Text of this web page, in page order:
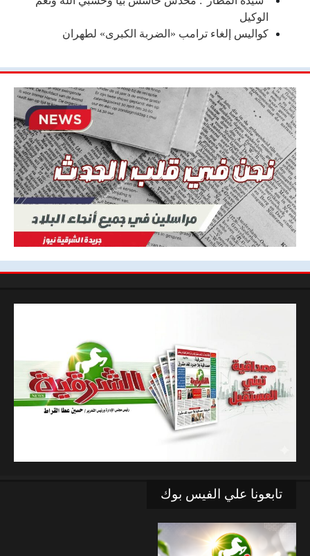
الوكيل
كواليس إلغاء ترامب «الضربة الكبرى» لطهران
تابعونا علي الفيس بوك